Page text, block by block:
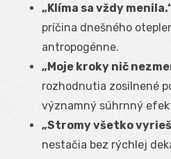
„Klíma sa vždy
príčina dnešného
antropogénne.
„Moje kroky nič
rozhodnutia zosilnené
významný súhrnný
„Stromy všetko
nestačia bez rýchlej